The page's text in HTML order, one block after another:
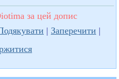
за цей допис
| Заперечити |